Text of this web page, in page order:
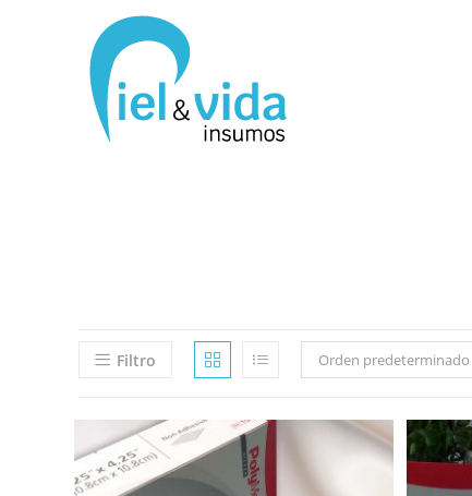
Filtro Orden predeterminado